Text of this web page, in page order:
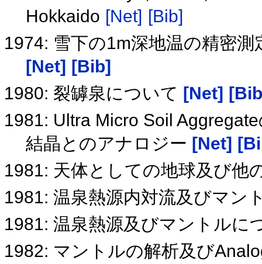
Hokkaido [Net] [Bib]
1974: 雪下の1m深地温の精密
[Net] [Bib]
1980: 裂罅泉について [Net]
1981: Ultra Micro Soil
結晶とのアナロジー [Net]
1981: 天体としての地球及び他
1981: 温泉熱源内対流及びマン
1981: 温泉熱源及びマントルに
1982: マントルの解析及び